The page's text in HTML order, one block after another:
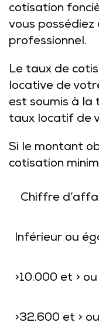
cotisation
vous possédiez
professionnel.
Le taux de
locative de
est soumis à la
taux locatif de
Si le montant
cotisation
Chiffre
Inférieur ou
>10.000 et >
>32.600 et >